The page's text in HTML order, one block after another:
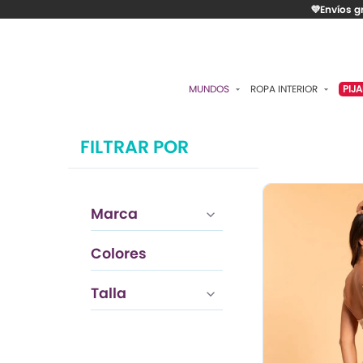
💜Envíos
MUNDOS
RITUALES
ROPA INTERIOR
ALGODÓN
LO MÁS VENDIDO
FILTRAR POR
Marca
Colores
Negro
Talla